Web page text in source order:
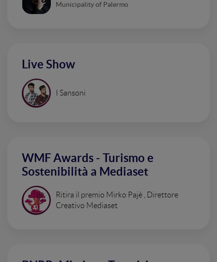
Municipality of Palermo
Live Show
I Sansoni
WMF Awards - Turismo e
Sostenibilità a Mediaset
Ritira il premio Mirko Pajè , Direttore
Creativo Mediaset